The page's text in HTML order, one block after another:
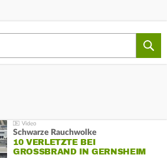
Schwarze Rauchwolke
10 VERLETZTE BEI
GROSSBRAND IN GERNSHEIM